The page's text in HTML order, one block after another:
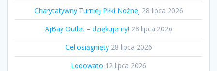
Charytatywny Turniej Piłki Nożnej 28 lipca 2026
AjBay Outlet – dziękujemy! 28 lipca 2026
Cel osiągnięty 28 lipca 2026
Lodowato 12 lipca 2026